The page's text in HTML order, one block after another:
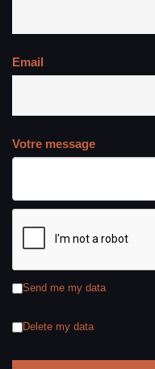
Email
Votre message
Send me my data
Delete my data